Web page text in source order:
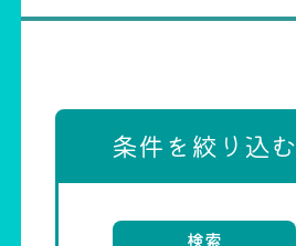
条件を絞り込む